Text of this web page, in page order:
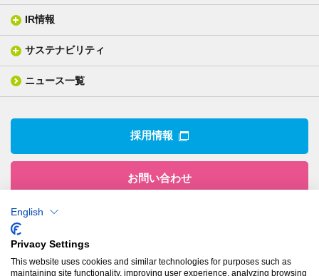
織物製品
一般塗工製品
産業用構造材料
塗る
技術用語集
技術・製品情報トップ
分析ニュース
会社概要
事業所
関係企業
IR情報
IR情報トップ
IRニュース
サステナビリティ
サステナビリティ・マネジメント
社会との関わり
ニュース一覧
採用情報
お問い合わせ
株式会社有沢製作所
本社
〒943-8610
English
Privacy Settings
This website uses cookies and similar technologies for purposes such as
maintaining site functionality, improving user experience, analyzing browsing